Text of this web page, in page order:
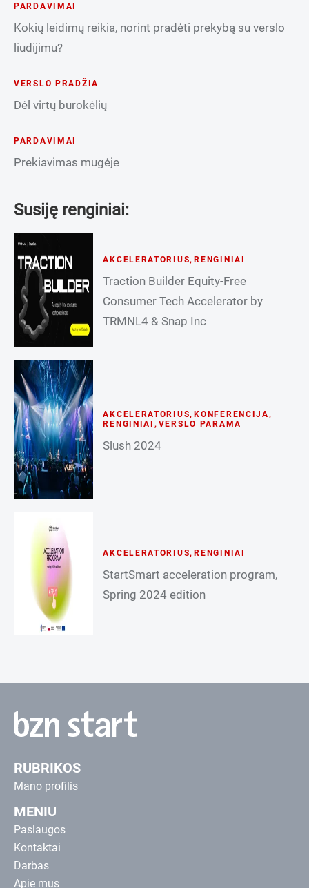
PARDAVIMAI
Kokių leidimų reikia, norint pradėti prekybą su verslo
liudijimu?
VERSLO PRADŽIA
Dėl virtų burokėlių
PARDAVIMAI
Prekiavimas mugėje
Susiję renginiai:
AKCELERATORIUS, RENGINIAI
Traction Builder Equity-Free
Consumer Tech Accelerator by
TRMNL4 & Snap Inc
AKCELERATORIUS, KONFERENCIJA,
RENGINIAI , VERSLO PARAMA
Slush 2024
AKCELERATORIUS, RENGINIAI
StartSmart acceleration program,
Spring 2024 edition
RUBRIKOS
Mano profilis
MENIU
Paslaugos
Kontaktai
Darbas
Apie mus